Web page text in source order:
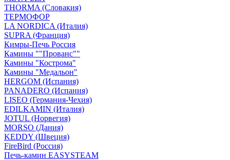
THORMA (Словакия)
ТЕРМОФОР
LA NORDICA (Италия)
SUPRA (Франция)
Кимры-Печь Россия
Камины ""Прованс""
Камины "Кострома"
Камины "Медальон"
HERGOM (Испания)
PANADERO (Испания)
LISEO (Германия-Чехия)
EDILKAMIN (Италия)
JOTUL (Норвегия)
MORSO (Дания)
KEDDY (Швеция)
FireBird (Россия)
Печь-камин EASYSTEAM